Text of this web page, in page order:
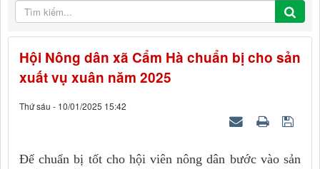
Hội Nông dân xã Cẩm Hà chuẩn bị cho sản
xuất vụ xuân năm 2025
Thứ sáu - 10/01/2025 15:42
Để chuẩn bị tốt cho hội viên nông dân bước vào sản